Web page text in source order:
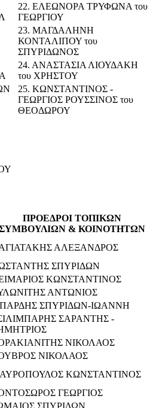
22. ΕΛΕΩΝΟΡΑ ΤΡΥΦΩΝΑ του
ΓΕΩΡΓΙΟΥ
23. ΜΑΓΔΑΛΗΝΗ
ΚΟΝΤΑΛΙΠΟΥ του
ΣΠΥΡΙΔΩΝΟΣ
24. ΑΝΑΣΤΑΣΙΑ ΛΙΟΥΔΑΚΗ
του ΧΡΗΣΤΟΥ
25. ΚΩΝΣΤΑΝΤΙΝΟΣ -
ΓΕΩΡΓΙΟΣ ΡΟΥΣΣΙΝΟΣ του
ΘΕΟΔΩΡΟΥ
ΠΡΟΕΔΡΟΙ ΤΟΠΙΚΩΝ
& ΚΟΙΝΟΤΗΤΩΝ
ΑΛΕΞΑΝΔΡΟΣ
ΣΠΥΡΙΔΩΝ
ΚΩΝΣΤΑΝΤΙΝΟΣ
ΑΝΤΩΝΙΟΣ
ΣΠΥΡΙΔΩΝ-ΙΩΑΝΝΗ
ΣΑΡΑΝΤΗΣ -
ΝΙΚΟΛΑΟΣ
ΝΙΚΟΛΑΟΣ
ΚΩΝΣΤΑΝΤΙΝΟΣ
ΓΕΩΡΓΙΟΣ